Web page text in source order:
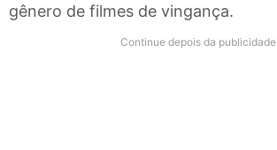
gênero de filmes de vingança.
Continue depois da publicidade